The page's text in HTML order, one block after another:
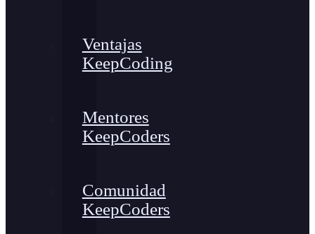
Ventajas
KeepCoding
Mentores
KeepCoders
Comunidad
KeepCoders